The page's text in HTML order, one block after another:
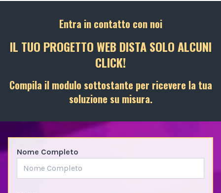
Entra in contatto con noi
IL TUO PROGETTO WEB DISTA SOLO ALCUNI
CLICK!
Compila il modulo sottostante per ricevere la tua
soluzione su misura.
Nome Completo